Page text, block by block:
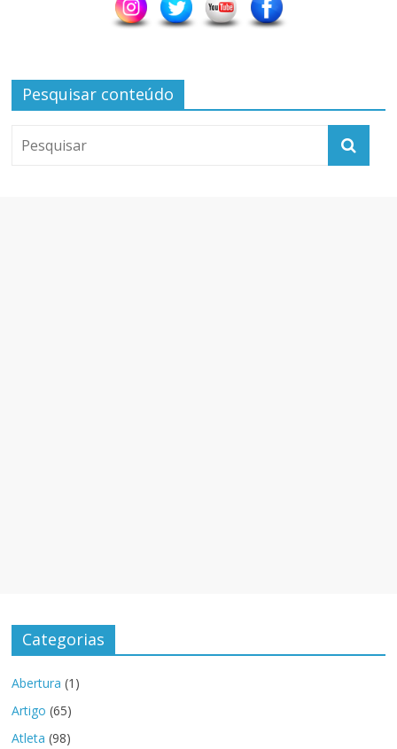
Pesquisar conteúdo
Categorias
Abertura (1)
Artigo (65)
Atleta (98)